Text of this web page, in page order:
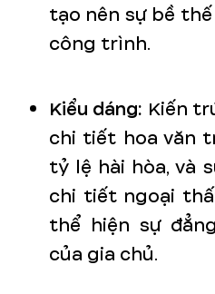
tạo nên sự bề
công trình.
Kiểu dáng: Kiến
chi tiết hoa văn
tỷ lệ hài hòa, và
chi tiết ngoại
thể hiện sự
của gia chủ.